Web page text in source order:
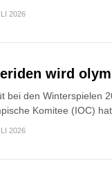
2026
wird
bei den Winterspielen
Komitee (IOC)
2026